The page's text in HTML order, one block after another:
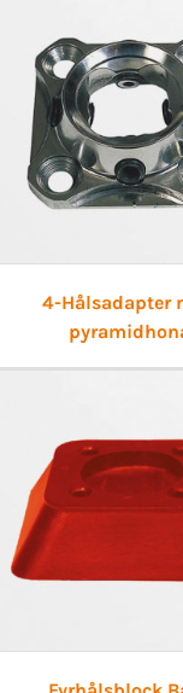
4-Hålsadapter